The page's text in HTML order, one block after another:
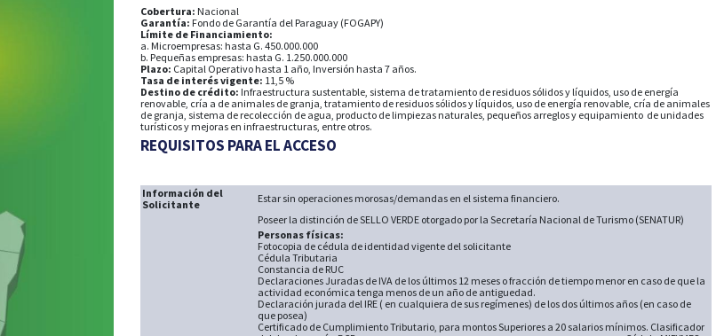
Cobertura: Nacional
Garantía: Fondo de Garantía del Paraguay (FOGAPY)
Límite de Financiamiento:
a. Microempresas: hasta G. 450.000.000
b. Pequeñas empresas: hasta G. 1.250.000.000
Plazo: Capital Operativo hasta 1 año, Inversión hasta 7 años.
Tasa de interés vigente: 11,5 %
Destino de crédito: Infraestructura sustentable, sistema de tratamiento de residuos sólidos y líquidos, uso de energía
renovable, cría a de animales de granja, tratamiento de residuos sólidos y líquidos, uso de energía renovable, cría de animales
de granja, sistema de recolección de agua, producto de limpiezas naturales, pequeños arreglos y equipamiento de unidades
turísticos y mejoras en infraestructuras, entre otros.
REQUISITOS PARA EL ACCESO
Información del
Solicitante
Estar sin operaciones morosas/demandas en el sistema financiero.
Poseer la distinción de SELLO VERDE otorgado por la Secretaría Nacional de Turismo (SENATUR)
Personas físicas:
Fotocopia de cédula de identidad vigente del solicitante
Cédula Tributaria
Constancia de RUC
Declaraciones Juradas de IVA de los últimos 12 meses o fracción de tiempo menor en caso de que la
actividad económica tenga menos de un año de antiguedad.
Declaración jurada del IRE ( en cualquiera de sus regímenes) de los dos últimos años (en caso de
que posea)
Certificado de Cumplimiento Tributario, para montos Superiores a 20 salarios mínimos. Clasificador